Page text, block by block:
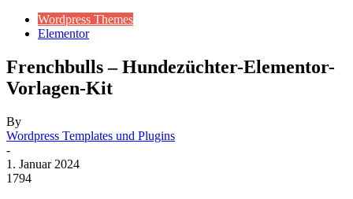
Wordpress Themes
Elementor
Frenchbulls – Hundezüchter-Elementor-
Vorlagen-Kit
By
Wordpress Templates und Plugins
-
1. Januar 2024
1794